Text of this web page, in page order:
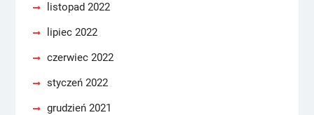
listopad 2022
lipiec 2022
czerwiec 2022
styczeń 2022
grudzień 2021